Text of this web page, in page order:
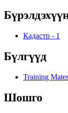
Кадастр - 1
Бүлгүүд
Training
Шошго